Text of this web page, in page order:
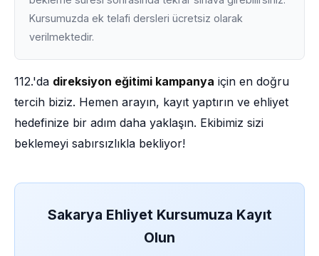
Kursumuzda ek telafi dersleri ücretsiz olarak
verilmektedir.
112.'da direksiyon eğitimi kampanya için en doğru
tercih biziz. Hemen arayın, kayıt yaptırın ve ehliyet
hedefinize bir adım daha yaklaşın. Ekibimiz sizi
beklemeyi sabırsızlıkla bekliyor!
Sakarya Ehliyet Kursumuza Kayıt
Olun